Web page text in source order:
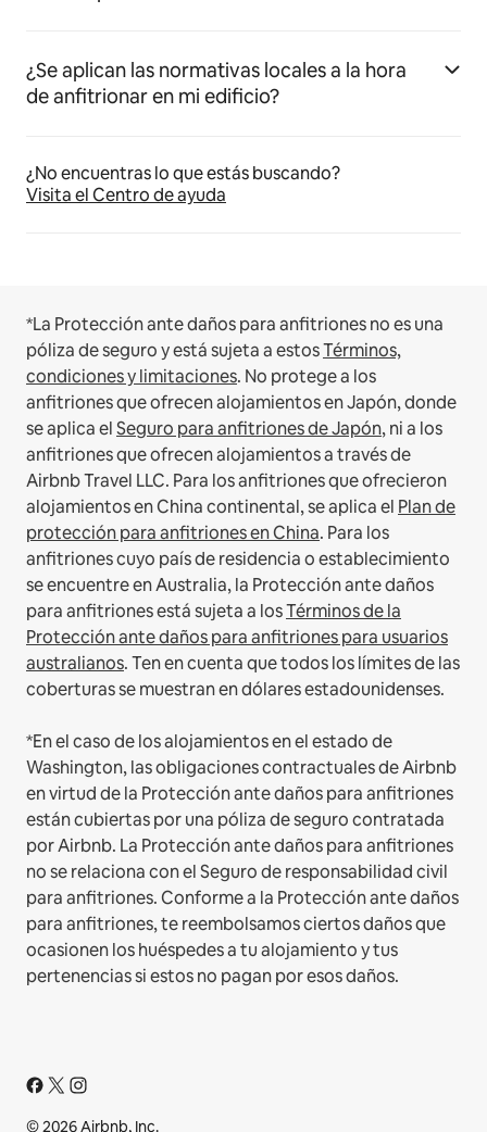
¿Se aplican las normativas locales a la hora
de anfitrionar en mi edificio?
¿No encuentras lo que estás buscando?
Visita el Centro de ayuda
*La Protección ante daños para anfitriones no es una
póliza de seguro y está sujeta a estosTérminos,
condiciones y limitaciones. No protege a los
anfitriones que ofrecen alojamientos en Japón, donde
se aplica elSeguro para anfitriones de Japón, ni a los
anfitriones que ofrecen alojamientos a través de
Airbnb Travel LLC. Para los anfitriones que ofrecieron
alojamientos en China continental, se aplica el Plan de
protección para anfitriones en China. Para los
anfitriones cuyo país de residencia o establecimiento
se encuentre en Australia, la Protección ante daños
para anfitriones está sujeta a losTérminos de la
Protección ante daños para anfitriones para usuarios
australianos. Ten en cuenta que todos los límites de las
coberturas se muestran en dólares estadounidenses.
*En el caso de los alojamientos en el estado de
Washington, las obligaciones contractuales de Airbnb
en virtud de la Protección ante daños para anfitriones
están cubiertas por una póliza de seguro contratada
por Airbnb. La Protección ante daños para anfitriones
no se relaciona con el Seguro de responsabilidad civil
para anfitriones. Conforme a la Protección ante daños
para anfitriones, te reembolsamos ciertos daños que
ocasionen los huéspedes a tu alojamiento y tus
pertenencias si estos no pagan por esos daños.
© 2026 Airbnb, Inc.